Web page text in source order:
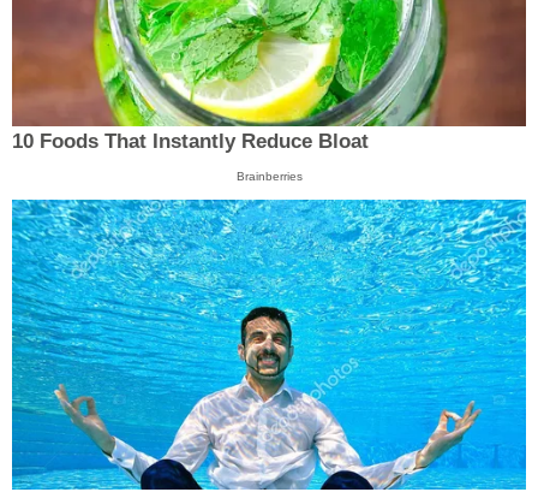
10 Foods That Instantly Reduce Bloat
Brainberries